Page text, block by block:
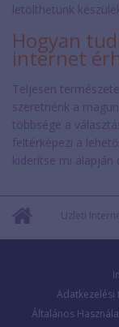
letölthetünk
Hogyan
internet
Teljesen
szeretnénk a
többsége a
feltérképezi a
kiderítse mi alapján
Üzleti
Adatkezelési
Általános